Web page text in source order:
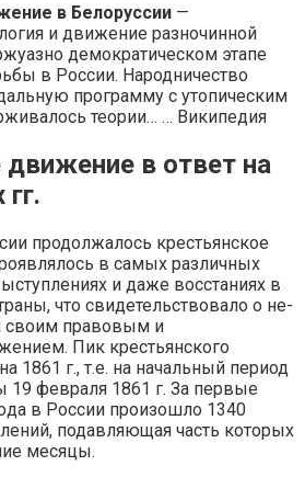
в Белоруссии —
и движение разночинной
демократическом этапе
в России. Народничество
программу с утопическим
теории… … Википедия
движение в ответ на
продолжалось крестьянское
в самых различных
и даже восстаниях в
что свидетельствовало о не­
своим правовым и
Пик крестьянского
1861 г., т.е. на начальный период
февраля 1861 г. За первые
в России произошло 1340
подавляющая часть которых
месяцы.